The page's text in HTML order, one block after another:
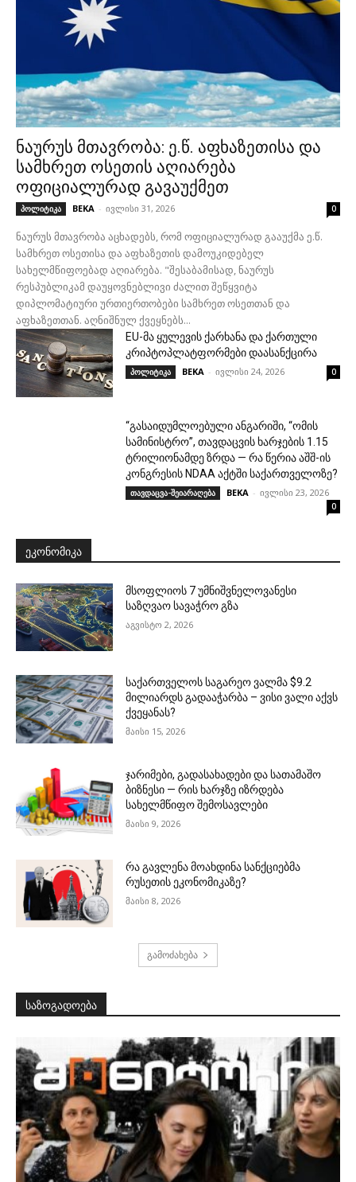
ნაურუს მთავრობა: ე.წ. აფხაზეთისა და
სამხრეთ ოსეთის აღიარება
ოფიციალურად გავაუქმეთ
პოლიტიკა BEKA - ივლისი 31, 2026 0
ნაურუს მთავრობა აცხადებს, რომ ოფიციალურად გააუქმა ე.წ.
სამხრეთ ოსეთისა და აფხაზეთის დამოუკიდებელ
სახელმწიფოებად აღიარება. "შესაბამისად, ნაურუს
რესპუბლიკამ დაუყოვნებლივი ძალით შეწყვიტა
დიპლომატიური ურთიერთობები სამხრეთ ოსეთთან და
აფხაზეთთან. აღნიშნულ ქვეყნებს...
EU-მა ყულევის ქარხანა და ქართული
კრიპტოპლატფორმები დაასანქცირა
პოლიტიკა BEKA - ივლისი 24, 2026 0
“გასაიდუმლოებული ანგარიში, “ომის
სამინისტრო”, თავდაცვის ხარჯების 1.15
ტრილიონამდე ზრდა — რა წერია აშშ-ის
კონგრესის NDAA აქტში საქართველოზე?
თავდაცვა-შეიარაღება BEKA - ივლისი 23, 2026
0
ᲔᲙᲝᲜᲝᲛᲘᲙᲐ
მსოფლიოს 7 უმნიშვნელოვანესი
საზღვაო სავაჭრო გზა
აგვისტო 2, 2026
საქართველოს საგარეო ვალმა $9.2
მილიარდს გადააჭარბა – ვისი ვალი აქვს
ქვეყანას?
მაისი 15, 2026
ჯარიმები, გადასახადები და სათამაშო
ბიზნესი — რის ხარჯზე იზრდება
სახელმწიფო შემოსავლები
მაისი 9, 2026
რა გავლენა მოახდინა სანქციებმა
რუსეთის ეკონომიკაზე?
მაისი 8, 2026
გამოძახება
საზოგადოება